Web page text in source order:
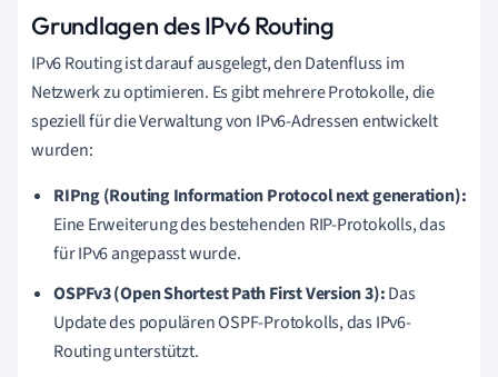
Grundlagen des IPv6 Routing
IPv6 Routing ist darauf ausgelegt, den Datenfluss im
Netzwerk zu optimieren. Es gibt mehrere Protokolle, die
speziell für die Verwaltung von IPv6-Adressen entwickelt
wurden:
RIPng (Routing Information Protocol next generation):
Eine Erweiterung des bestehenden RIP-Protokolls, das
für IPv6 angepasst wurde.
OSPFv3 (Open Shortest Path First Version 3):Das
Update des populären OSPF-Protokolls, das IPv6-
Routing unterstützt.